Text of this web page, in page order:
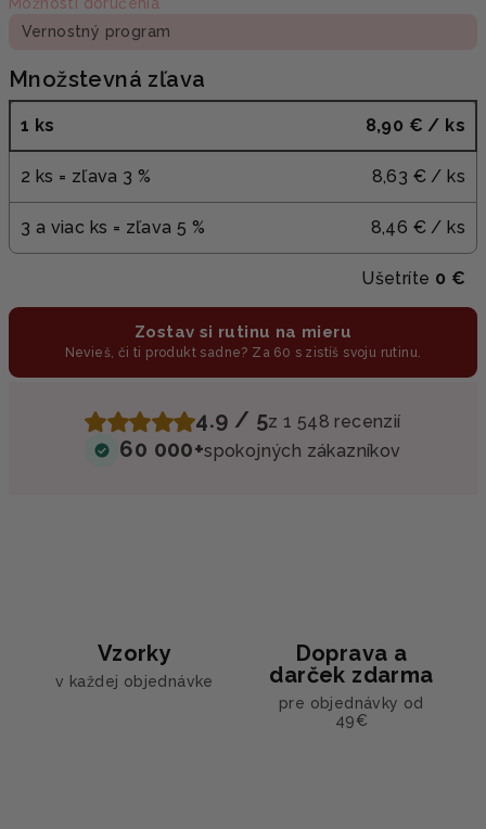
Vernostný program
Množstevná zľava
1 ks 8,90 € / ks
2 ks = zľava 3 % 8,63 € / ks
3 a viac ks = zľava 5 % 8,46 € / ks
Ušetríte 0 €
Zostav si rutinu na mieru
Nevieš, či ti produkt sadne? Za 60 s zistíš svoju rutinu.
4.9 / 5z 1 548 recenzií
60 000+spokojných zákazníkov
Vzorky
v každej objednávke
Doprava a
darček zdarma
pre objednávky od
49€